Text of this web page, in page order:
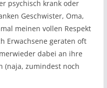
psychisch krank oder
Geschwister, Oma,
meinen vollen Respekt
Erwachsene geraten oft
dabei an ihre
(naja, zumindest noch